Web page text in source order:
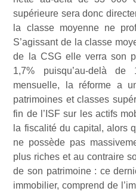
supérieure sera donc
la classe moyenne ne
S’agissant de la classe
de la CSG elle verra son
1,7% puisqu’au-delà
mensuelle, la réforme a
patrimoines et classes
fin de l’ISF sur les actifs
la fiscalité du capital, alors
ne possède pas
plus riches et au contraire
de son patrimoine : ce
immobilier, comprend de